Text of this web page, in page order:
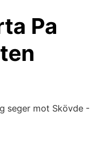
Pa
seger mot Skövde -